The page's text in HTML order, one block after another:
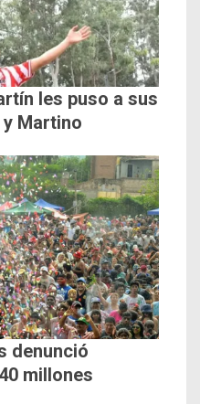
les puso a sus
Martino
denunció
millones